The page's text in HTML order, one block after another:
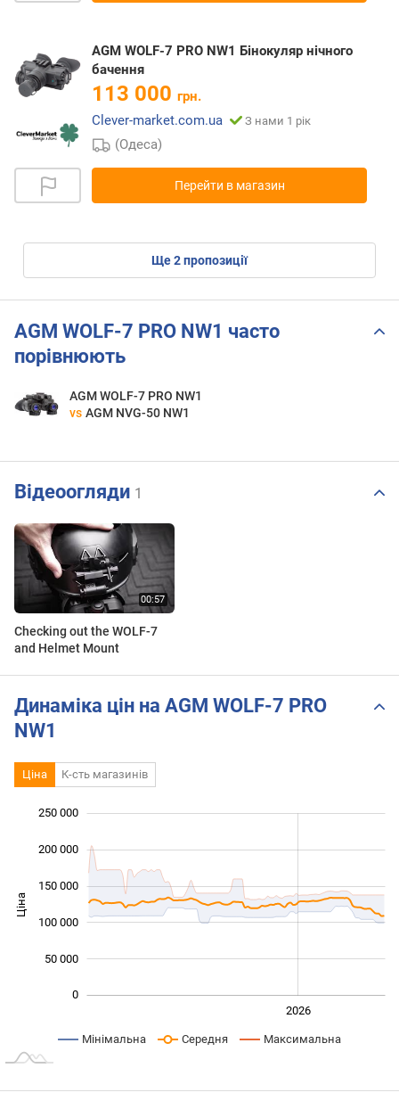
AGM WOLF-7 PRO NW1 Бінокуляр нічного
бачення
113 000 грн.
Clever-market.com.ua
З нами 1 рік
(Одеса)
Перейти в магазин
ще2пропозиції
AGM WOLF-7 PRO NW1 часто
порівнюють
AGM WOLF-7 PRO NW1
vs AGM NVG-50 NW1
Відеоогляди 1
Checking out the WOLF-7
and Helmet Mount
Динаміка цін на AGM WOLF-7 PRO
NW1
Ціна К-сть магазинів
Ціна
0
50 000
100 000
150 000
200 000
250 000
2026
Мінімальна Середня Максимальна